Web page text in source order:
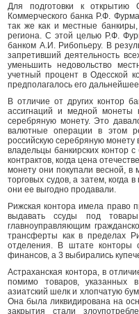
Для подготовки к открытию
Коммерческого банка Р.Ф.
так же как и местные
региона. С этой целью Р.Ф.
банком А.И. Рибопьеру. В
запретивший деятельность
уменьшить недовольство
учетный процент в Одесской
предполагалось его
В отличие от других контор
ассигнаций и медной монеты
серебряную монету. Это
валютные операции в этом
российскую серебряную монету
владельцы банкирских контор
контрактов, когда цена
монету они покупали весной, в
торговых судов, а затем, когда
они ее выгодно продавали.
Рижская контора имела право
выдавать ссуды под
главноуправляющим
трансферты как в пределах
отделения. В штате конторы
финансов, а 3 выбирались
Астраханская контора, в
помимо товаров, указанных
азиатский шелк и хлопчатую
Она была ликвидирована на
закрытия стали